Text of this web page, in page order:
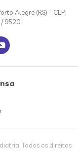
Alegre (RS) - CEP:
9520
Todos os direitos